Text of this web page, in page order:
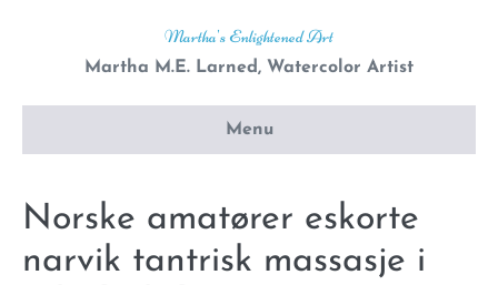
Martha's Enlightened Art
Martha M.E. Larned, Watercolor Artist
Menu
Norske amatører eskorte
narvik tantrisk massasje i